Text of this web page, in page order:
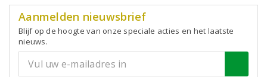
Aanmelden nieuwsbrief
Blijf op de hoogte van onze speciale acties en het laatste
nieuws.